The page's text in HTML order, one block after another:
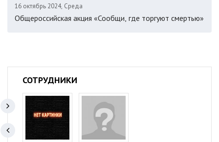
16 октябрь 2024, Среда
Общероссийская акция «Сообщи, где торгуют смертью»
СОТРУДНИКИ